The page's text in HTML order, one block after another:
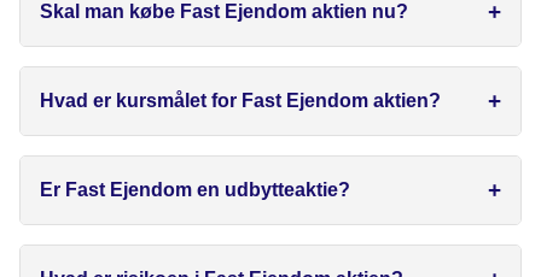
Skal man købe Fast Ejendom aktien nu?
Hvad er kursmålet for Fast Ejendom aktien?
Er Fast Ejendom en udbytteaktie?